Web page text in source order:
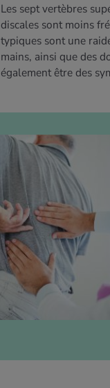
Les sept vertèbres
discales sont moins
typiques sont une
mains, ainsi que des
également être des